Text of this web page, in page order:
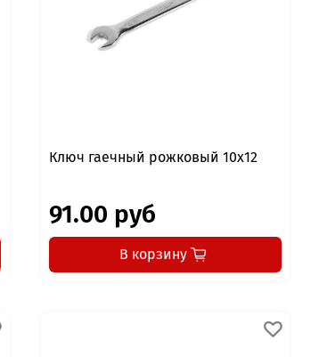
Ключ гаечный рожковый 10x12
91.00 руб
В корзину